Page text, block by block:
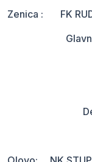
Zenica : FK
Glavni
A 1:
A 2:
Delegat: